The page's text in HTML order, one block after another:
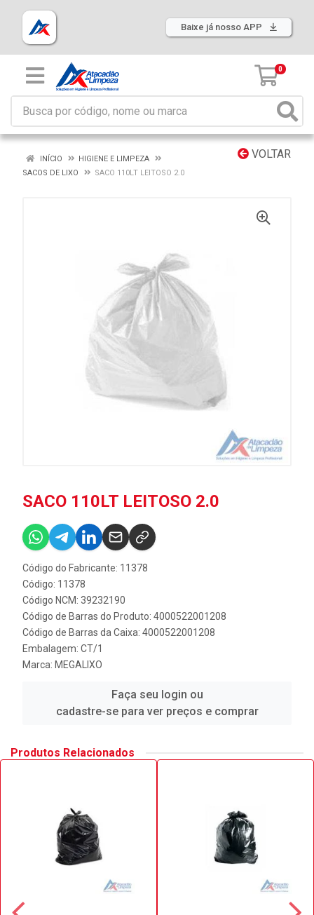
Baixe já nosso APP
0
VOLTAR
INÍCIO
HIGIENE E LIMPEZA
SACOS DE LIXO
SACO 110LT LEITOSO 2.0
SACO 110LT LEITOSO 2.0
Código do Fabricante: 11378
Código: 11378
Código NCM: 39232190
Código de Barras do Produto: 4000522001208
Código de Barras da Caixa: 4000522001208
Embalagem: CT/1
Marca: MEGALIXO
Faça seu login ou
cadastre-se para ver preços e comprar
Produtos Relacionados